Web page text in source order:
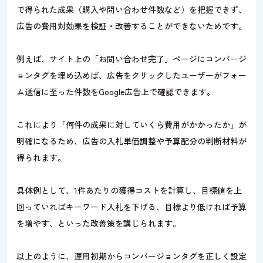
で得られた成果（購入や問い合わせ件数など）を把握できず、
広告の費用対効果を検証・改善することができないためです。
例えば、サイト上の「お問い合わせ完了」ページにコンバージ
ョンタグを埋め込めば、広告をクリックしたユーザーがフォー
ム送信に至った件数をGoogle広告上で確認できます。
これにより「何件の成果に対していくら費用がかかったか」が
明確になるため、広告の入札単価調整や予算配分の判断材料が
得られます。
具体例として、1件あたりの獲得コストを計算し、目標値を上
回っていればキーワード入札を下げる、目標より低ければ予算
を増やす、といった改善策を講じられます。
以上のように、運用初期からコンバージョンタグを正しく設定